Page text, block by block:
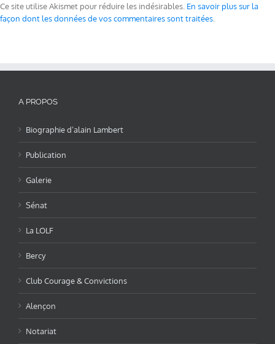
Ce site utilise Akismet pour réduire les indésirables. En savoir plus sur la
façon dont les données de vos commentaires sont traitées
A PROPOS
Biographie d’alain Lambert
Publication
Galerie
Sénat
La LOLF
Bercy
Club Courage & Convictions
Alençon
Notariat